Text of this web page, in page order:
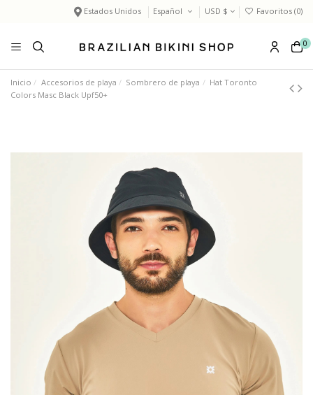
Estados Unidos Español USD $ Favoritos (0)
0
Inicio Accesorios de playa Sombrero de playa
Hat Toronto
Colors Masc Black Upf50+